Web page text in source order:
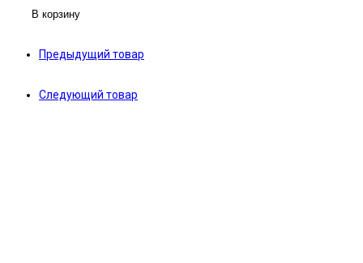
В корзину
Предыдущий товар
Следующий товар